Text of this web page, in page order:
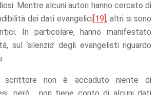
Mentre alcuni autori hanno cercato di
dei dati evangelici [19] , altri si sono
In particolare, hanno manifestato
sul ‘silenzio’ degli evangelisti riguardo
scrittore non è accaduto niente di